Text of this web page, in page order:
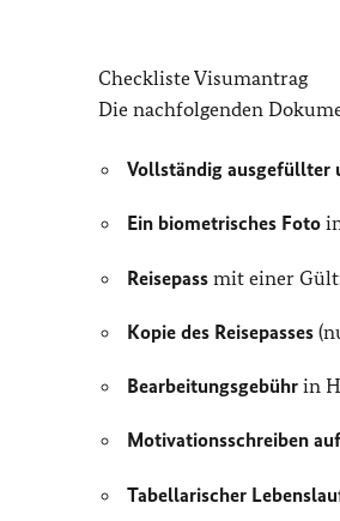
Checkliste Visumantrag
Die nachfolgenden
Vollständig ausgefüllter
Ein biometrisches Foto
Reisepass mit einer
Kopie des Reisepasses
Bearbeitungsgebühr in
Motivationsschreiben
Tabellarischer